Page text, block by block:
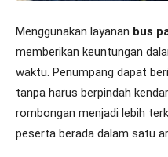
Menggunakan layanan bus
memberikan keuntungan
waktu. Penumpang dapat
tanpa harus berpindah
rombongan menjadi lebih
peserta berada dalam satu